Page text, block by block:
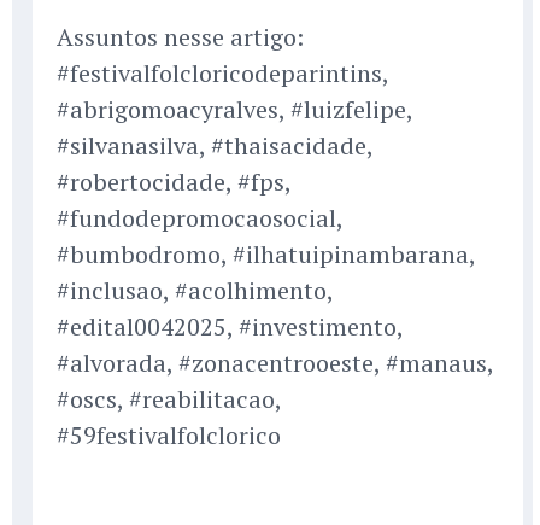
Assuntos nesse artigo:
#festivalfolcloricodeparintins,
#abrigomoacyralves, #luizfelipe,
#silvanasilva, #thaisacidade,
#robertocidade, #fps,
#fundodepromocaosocial,
#bumbodromo, #ilhatuipinambarana,
#inclusao, #acolhimento,
#edital0042025, #investimento,
#alvorada, #zonacentrooeste, #manaus,
#oscs, #reabilitacao,
#59festivalfolclorico